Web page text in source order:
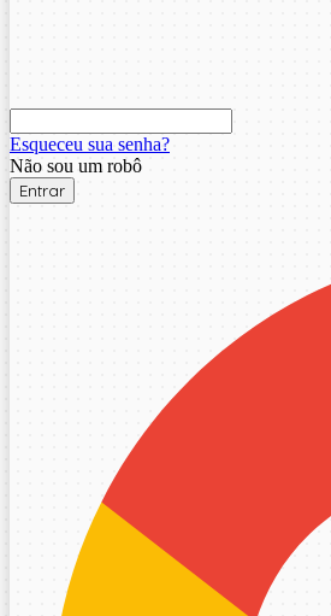
Esqueceu sua senha?
Não sou um robô
Entrar